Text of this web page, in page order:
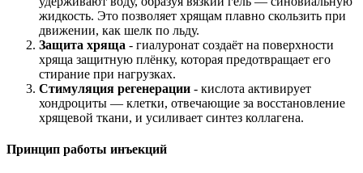
жидкость. Это позволяет хрящам плавно скользить при
движении, как шелк по льду.
Защита хряща - гиалуронат создаёт на поверхности
хряща защитную плёнку, которая предотвращает его
стирание при нагрузках.
Стимуляция регенерации - кислота активирует
хондроциты — клетки, отвечающие за восстановление
хрящевой ткани, и усиливает синтез коллагена.
Принцип работы инъекций